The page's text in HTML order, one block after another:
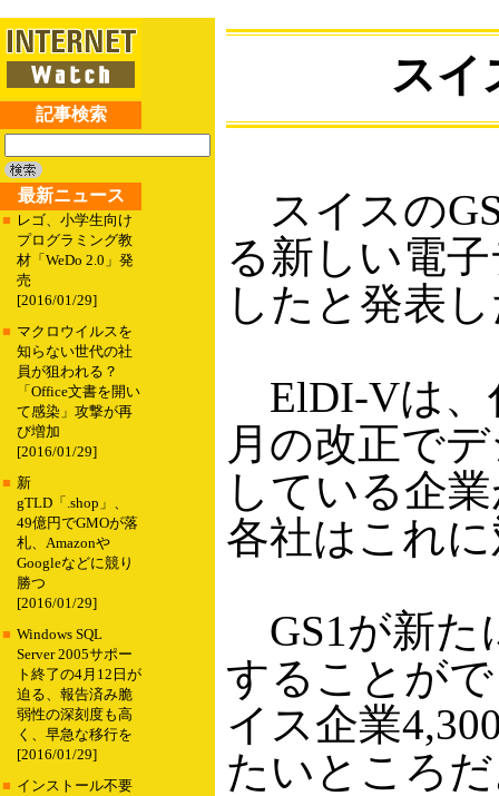
記事検索
最新ニュース
■ レゴ、小学生向け
プログラミング教
材「WeDo 2.0」発
売
[2016/01/29]
■ マクロウイルスを
知らない世代の社
員が狙われる？
「Office文書を開い
て感染」攻撃が再
び増加
[2016/01/29]
■ 新
gTLD「.shop」、
49億円でGMOが落
札、Amazonや
Googleなどに競り
勝つ
[2016/01/29]
■ Windows SQL
Server 2005サポー
ト終了の4月12日が
迫る、報告済み脆
弱性の深刻度も高
く、早急な移行を
[2016/01/29]
■ インストール不要
スイ
スイスの
る新しい電
したと発表
ElDI-Vは、
月の改正で
している企
各社はこれ
GS1が新た
することが
イス企業
たいところ